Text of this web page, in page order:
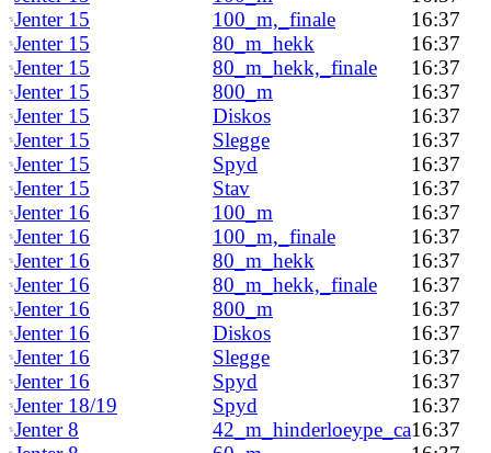
Jenter 15
100_m,_finale
16:37
Jenter 15
80_m_hekk
16:37
Jenter 15
80_m_hekk,_finale
16:37
Jenter 15
800_m
16:37
Jenter 15
Diskos
16:37
Jenter 15
Slegge
16:37
Jenter 15
Spyd
16:37
Jenter 15
Stav
16:37
Jenter 16
100_m
16:37
Jenter 16
100_m,_finale
16:37
Jenter 16
80_m_hekk
16:37
Jenter 16
80_m_hekk,_finale
16:37
Jenter 16
800_m
16:37
Jenter 16
Diskos
16:37
Jenter 16
Slegge
16:37
Jenter 16
Spyd
16:37
Jenter 18/19
Spyd
16:37
Jenter 8
42_m_hinderloeype_ca16:37